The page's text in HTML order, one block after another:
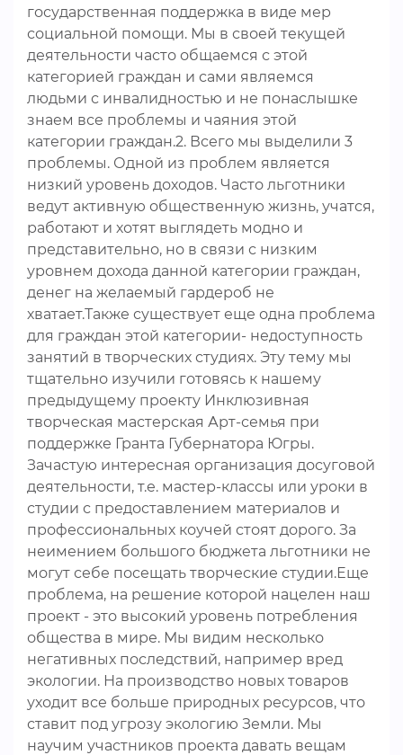
государственная поддержка в виде мер
социальной помощи. Мы в своей текущей
деятельности часто общаемся с этой
категорией граждан и сами являемся
людьми с инвалидностью и не понаслышке
знаем все проблемы и чаяния этой
категории граждан.2. Всего мы выделили 3
проблемы. Одной из проблем является
низкий уровень доходов. Часто льготники
ведут активную общественную жизнь, учатся,
работают и хотят выглядеть модно и
представительно, но в связи с низким
уровнем дохода данной категории граждан,
денег на желаемый гардероб не
хватает.Также существует еще одна проблема
для граждан этой категории- недоступность
занятий в творческих студиях. Эту тему мы
тщательно изучили готовясь к нашему
предыдущему проекту Инклюзивная
творческая мастерская Арт-семья при
поддержке Гранта Губернатора Югры.
Зачастую интересная организация досуговой
деятельности, т.е. мастер-классы или уроки в
студии с предоставлением материалов и
профессиональных коучей стоят дорого. За
неимением большого бюджета льготники не
могут себе посещать творческие студии.Еще
проблема, на решение которой нацелен наш
проект - это высокий уровень потребления
общества в мире. Мы видим несколько
негативных последствий, например вред
экологии. На производство новых товаров
уходит все больше природных ресурсов, что
ставит под угрозу экологию Земли. Мы
научим участников проекта давать вещам